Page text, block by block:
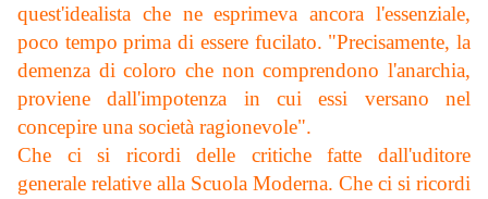
quest'idealista che ne esprimeva ancora l'essenziale,
poco tempo prima di essere fucilato. "Precisamente, la
demenza di coloro che non comprendono l'anarchia,
proviene dall'impotenza in cui essi versano nel
concepire una società ragionevole".
Che ci si ricordi delle critiche fatte dall'uditore
generale relative alla Scuola Moderna. Che ci si ricordi